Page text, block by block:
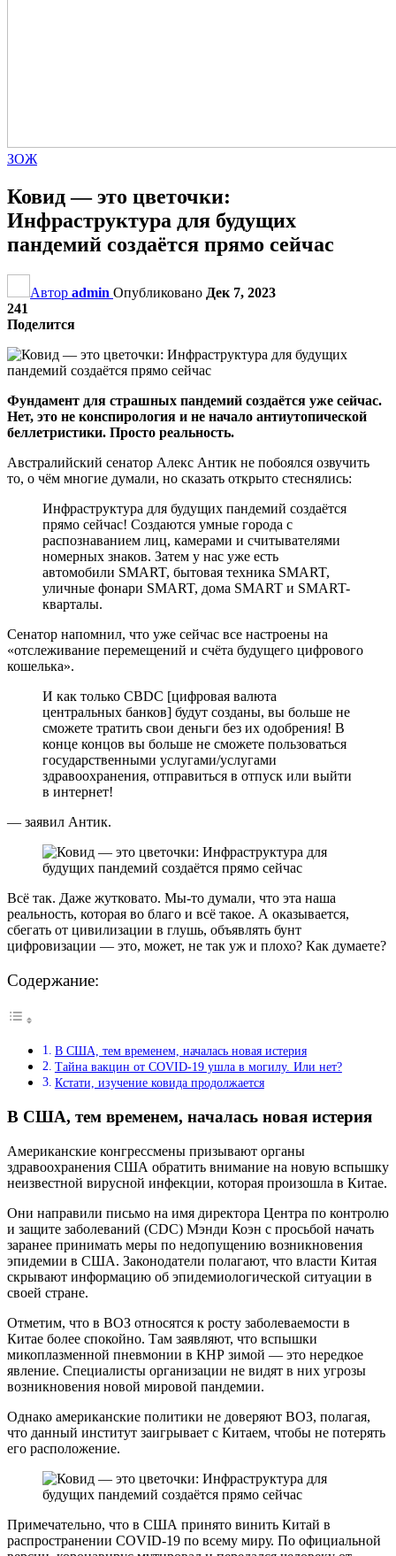
ЗОЖ
Ковид — это цветочки:
Инфраструктура для будущих
пандемий создаётся прямо сейчас
Автор admin Опубликовано Дек 7, 2023
241
Поделится
Фундамент для страшных пандемий создаётся уже сейчас.
Нет, это не конспирология и не начало антиутопической
беллетристики. Просто реальность.
Австралийский сенатор Алекс Антик не побоялся озвучить
то, о чём многие думали, но сказать открыто стеснялись:
Инфраструктура для будущих пандемий создаётся
прямо сейчас! Создаются умные города с
распознаванием лиц, камерами и считывателями
номерных знаков. Затем у нас уже есть
автомобили SMART, бытовая техника SMART,
уличные фонари SMART, дома SMART и SMART-
кварталы.
Сенатор напомнил, что уже сейчас все настроены на
«отслеживание перемещений и счёта будущего цифрового
кошелька».
И как только CBDC [цифровая валюта
центральных банков] будут созданы, вы больше не
сможете тратить свои деньги без их одобрения! В
конце концов вы больше не сможете пользоваться
государственными услугами/услугами
здравоохранения, отправиться в отпуск или выйти
в интернет!
— заявил Антик.
Всё так. Даже жутковато. Мы-то думали, что эта наша
реальность, которая во благо и всё такое. А оказывается,
сбегать от цивилизации в глушь, объявлять бунт
цифровизации — это, может, не так уж и плохо? Как думаете?
Содержание:
В США, тем временем, началась новая истерия
Тайна вакцин от COVID-19 ушла в могилу. Или нет?
Кстати, изучение ковида продолжается
В США, тем временем, началась новая истерия
Американские конгрессмены призывают органы
здравоохранения США обратить внимание на новую вспышку
неизвестной вирусной инфекции, которая произошла в Китае.
Они направили письмо на имя директора Центра по контролю
и защите заболеваний (CDC) Мэнди Коэн с просьбой начать
заранее принимать меры по недопущению возникновения
эпидемии в США. Законодатели полагают, что власти Китая
скрывают информацию об эпидемиологической ситуации в
своей стране.
Отметим, что в ВОЗ относятся к росту заболеваемости в
Китае более спокойно. Там заявляют, что вспышки
микоплазменной пневмонии в КНР зимой — это нередкое
явление. Специалисты организации не видят в них угрозы
возникновения новой мировой пандемии.
Однако американские политики не доверяют ВОЗ, полагая,
что данный институт заигрывает с Китаем, чтобы не потерять
его расположение.
Примечательно, что в США принято винить Китай в
распространении COVID-19 по всему миру. По официальной